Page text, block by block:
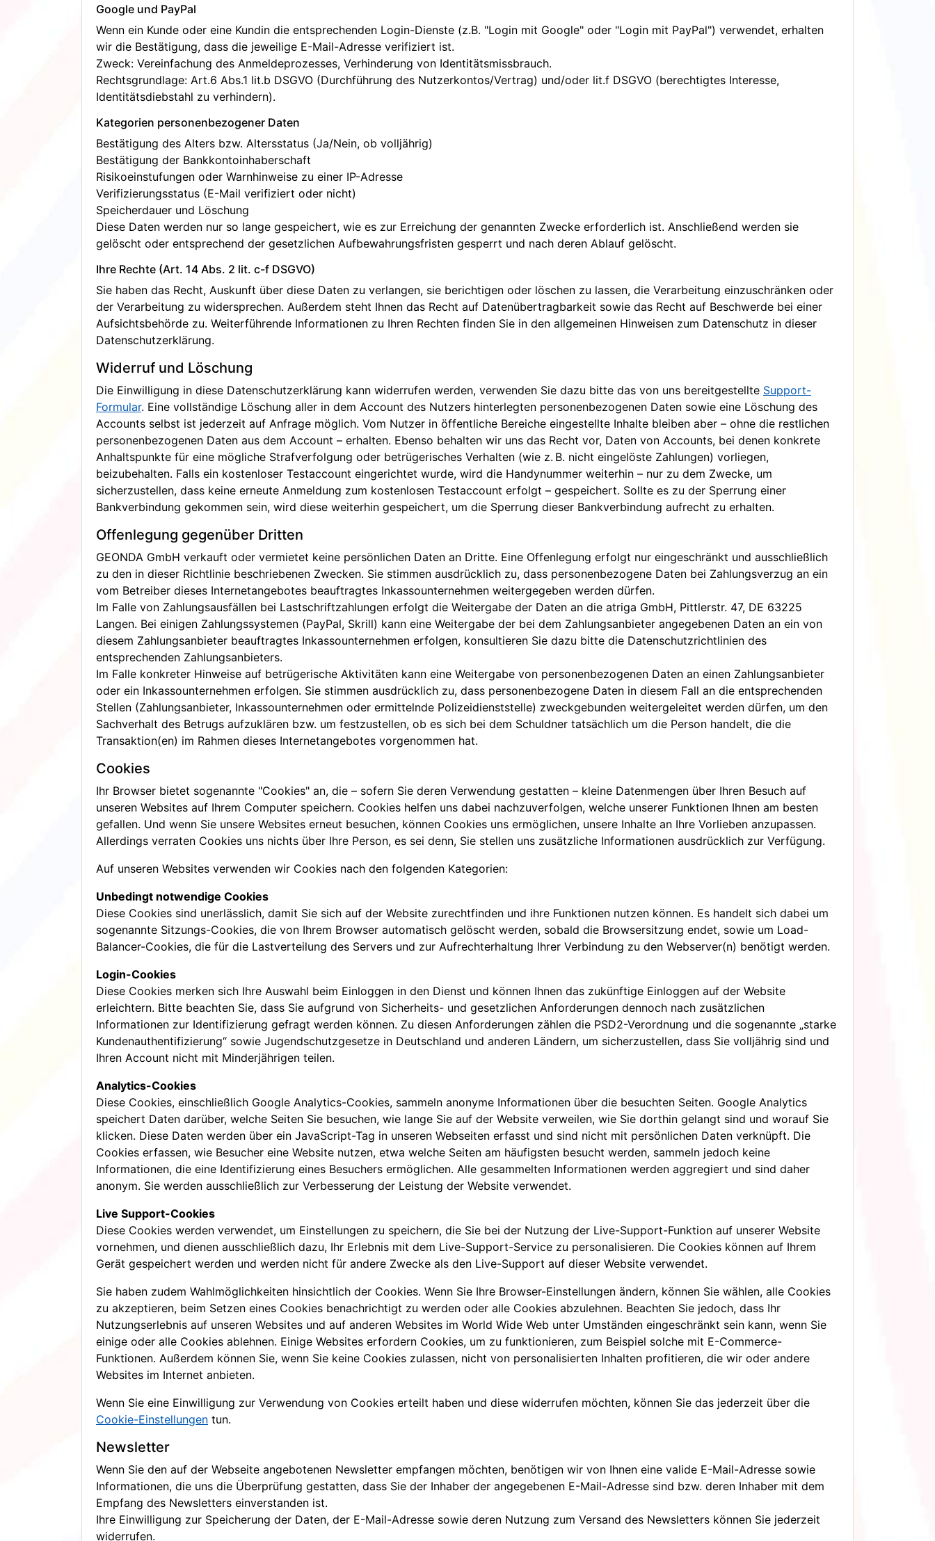
Google und PayPal
Wenn ein Kunde oder eine Kundin die entsprechenden Login-Dienste (z.B. "Login mit Google" oder "Login mit PayPal") verwendet, erhalten
wir die Bestätigung, dass die jeweilige E-Mail-Adresse verifiziert ist.
Zweck: Vereinfachung des Anmeldeprozesses, Verhinderung von Identitätsmissbrauch.
Rechtsgrundlage: Art.6 Abs.1 lit.b DSGVO (Durchführung des Nutzerkontos/Vertrag) und/oder lit.f DSGVO (berechtigtes Interesse,
Identitätsdiebstahl zu verhindern).
Kategorien personenbezogener Daten
Bestätigung des Alters bzw. Altersstatus (Ja/Nein, ob volljährig)
Bestätigung der Bankkontoinhaberschaft
Risikoeinstufungen oder Warnhinweise zu einer IP-Adresse
Verifizierungsstatus (E-Mail verifiziert oder nicht)
Speicherdauer und Löschung
Diese Daten werden nur so lange gespeichert, wie es zur Erreichung der genannten Zwecke erforderlich ist. Anschließend werden sie
gelöscht oder entsprechend der gesetzlichen Aufbewahrungsfristen gesperrt und nach deren Ablauf gelöscht.
Ihre Rechte (Art. 14 Abs. 2 lit. c-f DSGVO)
Sie haben das Recht, Auskunft über diese Daten zu verlangen, sie berichtigen oder löschen zu lassen, die Verarbeitung einzuschränken oder
der Verarbeitung zu widersprechen. Außerdem steht Ihnen das Recht auf Datenübertragbarkeit sowie das Recht auf Beschwerde bei einer
Aufsichtsbehörde zu. Weiterführende Informationen zu Ihren Rechten finden Sie in den allgemeinen Hinweisen zum Datenschutz in dieser
Datenschutzerklärung.
Widerruf und Löschung
Die Einwilligung in diese Datenschutzerklärung kann widerrufen werden, verwenden Sie dazu bitte das von uns bereitgestellte Support-
Formular. Eine vollständige Löschung aller in dem Account des Nutzers hinterlegten personenbezogenen Daten sowie eine Löschung des
Accounts selbst ist jederzeit auf Anfrage möglich. Vom Nutzer in öffentliche Bereiche eingestellte Inhalte bleiben aber – ohne die restlichen
personenbezogenen Daten aus dem Account – erhalten. Ebenso behalten wir uns das Recht vor, Daten von Accounts, bei denen konkrete
Anhaltspunkte für eine mögliche Strafverfolgung oder betrügerisches Verhalten (wie z. B. nicht eingelöste Zahlungen) vorliegen,
beizubehalten. Falls ein kostenloser Testaccount eingerichtet wurde, wird die Handynummer weiterhin – nur zu dem Zwecke, um
sicherzustellen, dass keine erneute Anmeldung zum kostenlosen Testaccount erfolgt – gespeichert. Sollte es zu der Sperrung einer
Bankverbindung gekommen sein, wird diese weiterhin gespeichert, um die Sperrung dieser Bankverbindung aufrecht zu erhalten.
Offenlegung gegenüber Dritten
GEONDA GmbH verkauft oder vermietet keine persönlichen Daten an Dritte. Eine Offenlegung erfolgt nur eingeschränkt und ausschließlich
zu den in dieser Richtlinie beschriebenen Zwecken. Sie stimmen ausdrücklich zu, dass personenbezogene Daten bei Zahlungsverzug an ein
vom Betreiber dieses Internetangebotes beauftragtes Inkassounternehmen weitergegeben werden dürfen.
Im Falle von Zahlungsausfällen bei Lastschriftzahlungen erfolgt die Weitergabe der Daten an die atriga GmbH, Pittlerstr. 47, DE 63225
Langen. Bei einigen Zahlungssystemen (PayPal, Skrill) kann eine Weitergabe der bei dem Zahlungsanbieter angegebenen Daten an ein von
diesem Zahlungsanbieter beauftragtes Inkassounternehmen erfolgen, konsultieren Sie dazu bitte die Datenschutzrichtlinien des
entsprechenden Zahlungsanbieters.
Im Falle konkreter Hinweise auf betrügerische Aktivitäten kann eine Weitergabe von personenbezogenen Daten an einen Zahlungsanbieter
oder ein Inkassounternehmen erfolgen. Sie stimmen ausdrücklich zu, dass personenbezogene Daten in diesem Fall an die entsprechenden
Stellen (Zahlungsanbieter, Inkassounternehmen oder ermittelnde Polizeidienststelle) zweckgebunden weitergeleitet werden dürfen, um den
Sachverhalt des Betrugs aufzuklären bzw. um festzustellen, ob es sich bei dem Schuldner tatsächlich um die Person handelt, die die
Transaktion(en) im Rahmen dieses Internetangebotes vorgenommen hat.
Cookies
Ihr Browser bietet sogenannte "Cookies" an, die – sofern Sie deren Verwendung gestatten – kleine Datenmengen über Ihren Besuch auf
unseren Websites auf Ihrem Computer speichern. Cookies helfen uns dabei nachzuverfolgen, welche unserer Funktionen Ihnen am besten
gefallen. Und wenn Sie unsere Websites erneut besuchen, können Cookies uns ermöglichen, unsere Inhalte an Ihre Vorlieben anzupassen.
Allerdings verraten Cookies uns nichts über Ihre Person, es sei denn, Sie stellen uns zusätzliche Informationen ausdrücklich zur Verfügung.
Auf unseren Websites verwenden wir Cookies nach den folgenden Kategorien:
Unbedingt notwendige Cookies
Diese Cookies sind unerlässlich, damit Sie sich auf der Website zurechtfinden und ihre Funktionen nutzen können. Es handelt sich dabei um
sogenannte Sitzungs-Cookies, die von Ihrem Browser automatisch gelöscht werden, sobald die Browsersitzung endet, sowie um Load-
Balancer-Cookies, die für die Lastverteilung des Servers und zur Aufrechterhaltung Ihrer Verbindung zu den Webserver(n) benötigt werden.
Login-Cookies
Diese Cookies merken sich Ihre Auswahl beim Einloggen in den Dienst und können Ihnen das zukünftige Einloggen auf der Website
erleichtern. Bitte beachten Sie, dass Sie aufgrund von Sicherheits- und gesetzlichen Anforderungen dennoch nach zusätzlichen
Informationen zur Identifizierung gefragt werden können. Zu diesen Anforderungen zählen die PSD2-Verordnung und die sogenannte „starke
Kundenauthentifizierung“ sowie Jugendschutzgesetze in Deutschland und anderen Ländern, um sicherzustellen, dass Sie volljährig sind und
Ihren Account nicht mit Minderjährigen teilen.
Analytics-Cookies
Diese Cookies, einschließlich Google Analytics-Cookies, sammeln anonyme Informationen über die besuchten Seiten. Google Analytics
speichert Daten darüber, welche Seiten Sie besuchen, wie lange Sie auf der Website verweilen, wie Sie dorthin gelangt sind und worauf Sie
klicken. Diese Daten werden über ein JavaScript-Tag in unseren Webseiten erfasst und sind nicht mit persönlichen Daten verknüpft. Die
Cookies erfassen, wie Besucher eine Website nutzen, etwa welche Seiten am häufigsten besucht werden, sammeln jedoch keine
Informationen, die eine Identifizierung eines Besuchers ermöglichen. Alle gesammelten Informationen werden aggregiert und sind daher
anonym. Sie werden ausschließlich zur Verbesserung der Leistung der Website verwendet.
Live Support-Cookies
Diese Cookies werden verwendet, um Einstellungen zu speichern, die Sie bei der Nutzung der Live-Support-Funktion auf unserer Website
vornehmen, und dienen ausschließlich dazu, Ihr Erlebnis mit dem Live-Support-Service zu personalisieren. Die Cookies können auf Ihrem
Gerät gespeichert werden und werden nicht für andere Zwecke als den Live-Support auf dieser Website verwendet.
Sie haben zudem Wahlmöglichkeiten hinsichtlich der Cookies. Wenn Sie Ihre Browser-Einstellungen ändern, können Sie wählen, alle Cookies
zu akzeptieren, beim Setzen eines Cookies benachrichtigt zu werden oder alle Cookies abzulehnen. Beachten Sie jedoch, dass Ihr
Nutzungserlebnis auf unseren Websites und auf anderen Websites im World Wide Web unter Umständen eingeschränkt sein kann, wenn Sie
einige oder alle Cookies ablehnen. Einige Websites erfordern Cookies, um zu funktionieren, zum Beispiel solche mit E-Commerce-
Funktionen. Außerdem können Sie, wenn Sie keine Cookies zulassen, nicht von personalisierten Inhalten profitieren, die wir oder andere
Websites im Internet anbieten.
Wenn Sie eine Einwilligung zur Verwendung von Cookies erteilt haben und diese widerrufen möchten, können Sie das jederzeit über die
Cookie-Einstellungen tun.
Newsletter
Wenn Sie den auf der Webseite angebotenen Newsletter empfangen möchten, benötigen wir von Ihnen eine valide E-Mail-Adresse sowie
Informationen, die uns die Überprüfung gestatten, dass Sie der Inhaber der angegebenen E-Mail-Adresse sind bzw. deren Inhaber mit dem
Empfang des Newsletters einverstanden ist.
Ihre Einwilligung zur Speicherung der Daten, der E-Mail-Adresse sowie deren Nutzung zum Versand des Newsletters können Sie jederzeit
widerrufen.